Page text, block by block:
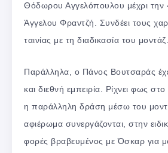
Θόδωρου Αγγελόπουλου μέχρι την
Άγγελου Φραντζή. Συνδέει τους
ταινίας με τη διαδικασία του μοντάζ.
Παράλληλα, ο Πάνος Βουτσαράς
και διεθνή εμπειρία. Ρίχνει φως
η παράλληλη δράση μέσω του
αφιέρωμα συνεργάζονται, στην
φορές βραβευμένος με Όσκαρ για